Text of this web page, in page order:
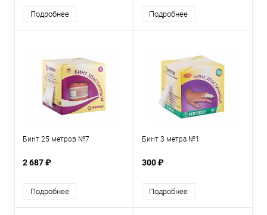
Подробнее Подробнее
Бинт 25 метров №7
2 687 ₽
Подробнее
Бинт 3 метра №1
300 ₽
Подробнее